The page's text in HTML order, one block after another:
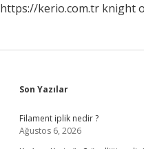
https://kerio.com.tr knight
Sidebar
Son Yazılar
Filament iplik nedir ?
Ağustos 6, 2026